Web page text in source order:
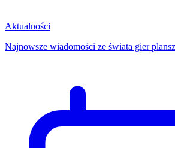
Aktualności
Najnowsze wiadomości ze świata gier